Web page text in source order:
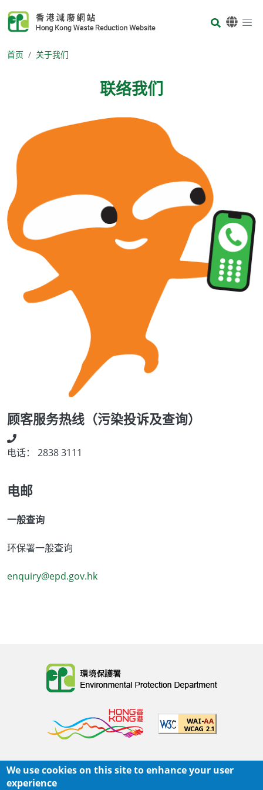
Body
首页 关于我们
联络我们
顾客服务热线（污染投诉及查询）
电话： 2838 3111
电邮
一般查询
环保署一般查询
enquiry@epd.gov.hk
主页 | 网页指南 | 重要告示 |
私隐政策
We use cookies on this site to enhance your user
experience